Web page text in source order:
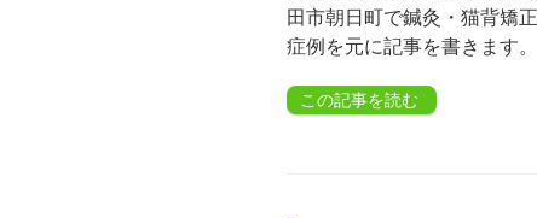
田市朝日町で鍼灸・猫背矯
症例を元に記事を書きま
この記事を読む